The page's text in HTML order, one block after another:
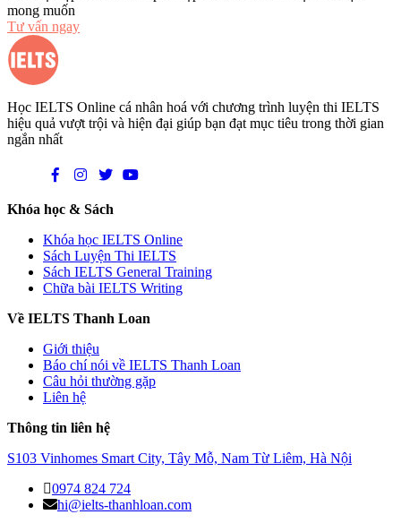
mong muốn
Tư vấn ngay
Học IELTS Online cá nhân hoá với chương trình luyện thi IELTS
hiệu quả vượt trội và hiện đại giúp bạn đạt mục tiêu trong thời gian
ngắn nhất
Khóa học & Sách
Khóa học IELTS Online
Sách Luyện Thi IELTS
Sách IELTS General Training
Chữa bài IELTS Writing
Về IELTS Thanh Loan
Giới thiệu
Báo chí nói về IELTS Thanh Loan
Câu hỏi thường gặp
Liên hệ
Thông tin liên hệ
S103 Vinhomes Smart City, Tây Mỗ, Nam Từ Liêm, Hà Nội
0974 824 724
hi@ielts-thanhloan.com